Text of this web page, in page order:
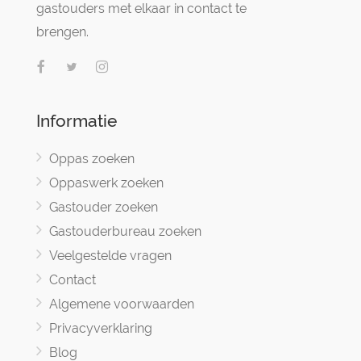
gastouders met elkaar in contact te
brengen.
Informatie
Oppas zoeken
Oppaswerk zoeken
Gastouder zoeken
Gastouderbureau zoeken
Veelgestelde vragen
Contact
Algemene voorwaarden
Privacyverklaring
Blog